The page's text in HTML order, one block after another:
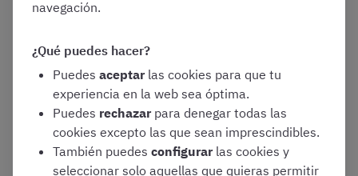
por si alguna de las principales es anulada.
contenido completo del temario
Duración:Contaréis con un tiempo máximo
de90 minutospara completar este ejercicio
Calificación:La prueba se puntuará de0 a
10 puntos. Para superarla y ser
consideradas «aptas», deberéis obtener una
navegación.
¿Qué puedes hacer?
Puedes aceptar las cookies para que tu
experiencia en la web sea óptima.
Puedes rechazar para denegar todas las
cookies excepto las que sean imprescindibles.
También puedes configurar las cookies y
seleccionar solo aquellas que quieras permitir